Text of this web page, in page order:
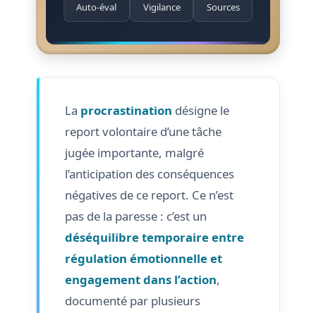
Auto-éval Vigilance Sources
La procrastination désigne le
report volontaire d’une tâche
jugée importante, malgré
l’anticipation des conséquences
négatives de ce report. Ce n’est
pas de la paresse : c’est un
déséquilibre temporaire entre
régulation émotionnelle et
engagement dans l’action,
documenté par plusieurs